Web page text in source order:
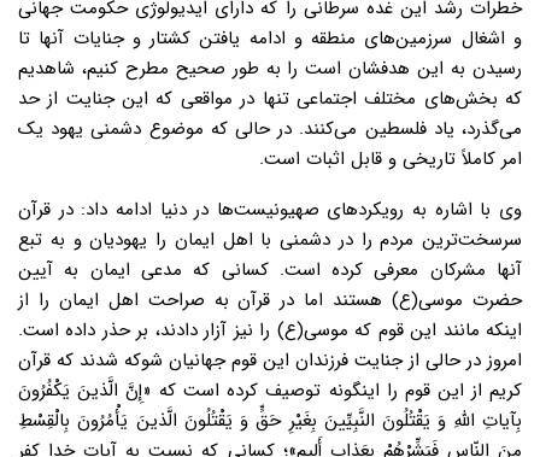
خطرات رشد این غده سرطانی را که دارای ایدیولوژی حکومت جهانی
و اشغال سرزمین‌های منطقه و ادامه یافتن کشتار و جنایات آنها تا
رسیدن به این هدفشان است را به طور صحیح مطرح کنیم، شاهدیم
که بخش‌های مختلف اجتماعی تنها در مواقعی که این جنایت از حد
می‌گذرد، یاد فلسطین می‌کنند. در حالی که موضوع دشمنی یهود یک
امر کاملاً تاریخی و قابل اثبات است.
وی با اشاره به رویکردهای صهیونیست‌ها در دنیا ادامه داد: در قرآن
سرسخت‌ترین مردم را در دشمنی با اهل ایمان را یهودیان و به تبع
آنها مشرکان معرفی کرده است. کسانی که مدعی ایمان به آیین
حضرت موسی(ع) هستند اما در قرآن به صراحت اهل ایمان را از
اینکه مانند این قوم که موسی(ع) را نیز آزار دادند، بر حذر داده است.
امروز در حالی از جنایت فرزندان این قوم جهانیان شوکه شدند که قرآن
کریم از این قوم را اینگونه توصیف کرده است که «إِنَّ الَّذینَ یَکْفُرُونَ
بِآیاتِ اللهِ وَ یَقْتُلُونَ النَّبِیِّینَ بِغَیْرِ حَقٍّ وَ یَقْتُلُونَ الَّذینَ یَأْمُرُونَ بِالْقِسْطِ
مِنَ النّاسِ فَبَشِّرْهُمْ بِعَذابٍ أَلیمٍ»؛ کسانی که نسبت به آیات خدا کفر